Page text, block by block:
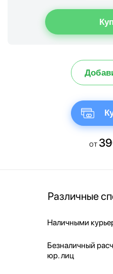
от
Различные
Наличными
Безналичный
юр. лиц